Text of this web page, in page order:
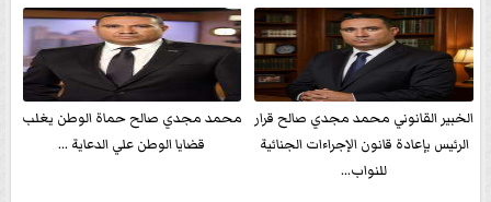
الخبير القانوني محمد مجدي صالح قرار
الرئيس بإعادة قانون الإجراءات الجنائية
للنواب...
محمد مجدي صالح حماة الوطن يغلب
قضايا الوطن علي الدعاية ...